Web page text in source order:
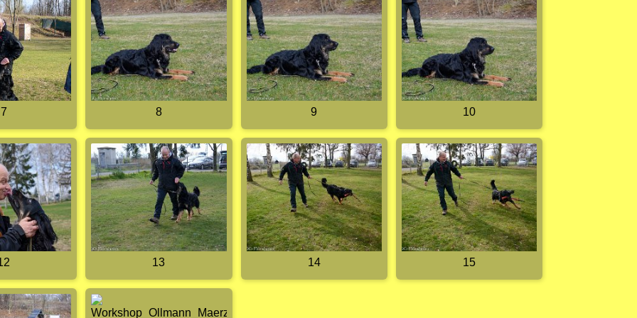
7 8 9 10
13 14 15